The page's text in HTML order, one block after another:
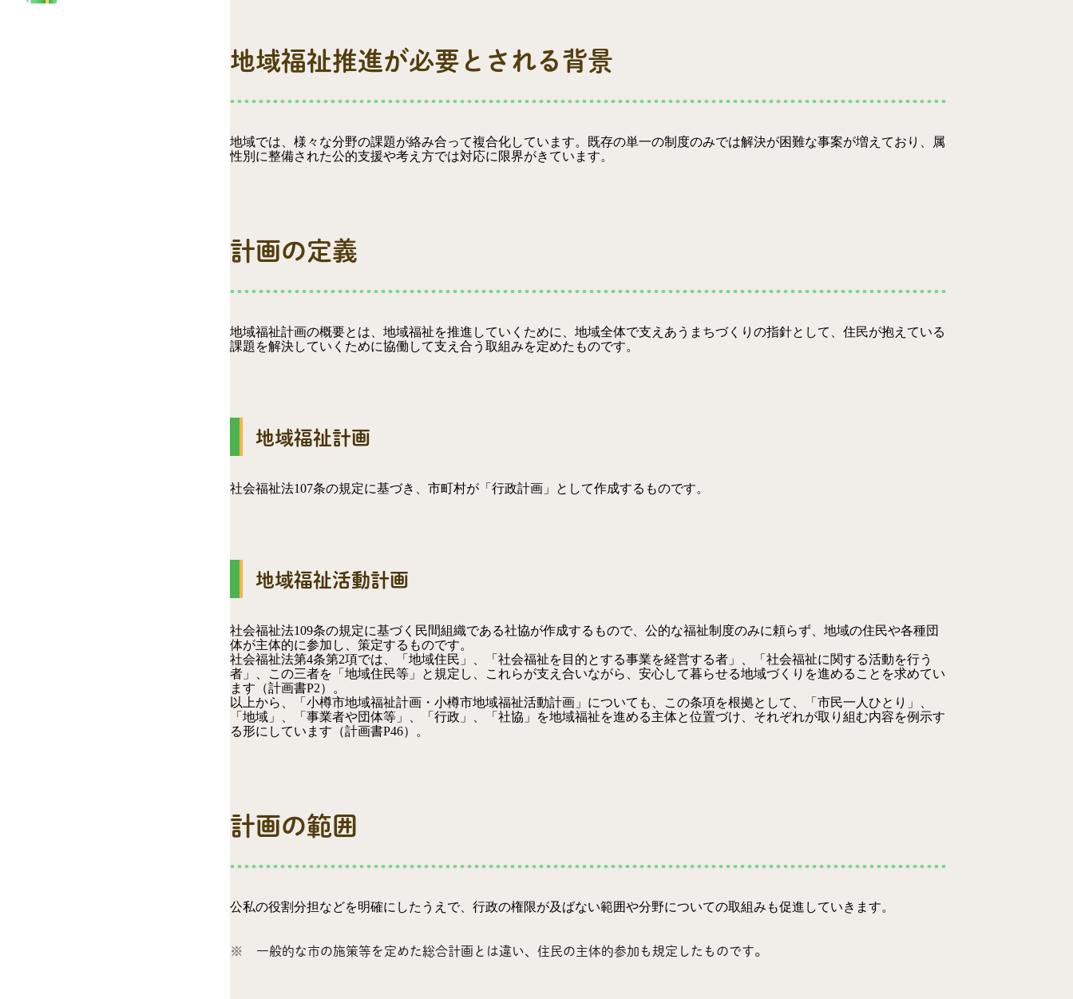
地域福祉推進が必要とされる背景
地域では、様々な分野の課題が絡み合って複合化しています。既存の単一の制度のみでは解決が困難な事案が増えており、属
性別に整備された公的支援や考え方では対応に限界がきています。
計画の定義
地域福祉計画の概要とは、地域福祉を推進していくために、地域全体で支えあうまちづくりの指針として、住民が抱えている
課題を解決していくために協働して支え合う取組みを定めたものです。
地域福祉計画
社会福祉法107条の規定に基づき、市町村が「行政計画」として作成するものです。
地域福祉活動計画
社会福祉法109条の規定に基づく民間組織である社協が作成するもので、公的な福祉制度のみに頼らず、地域の住民や各種団
体が主体的に参加し、策定するものです。
社会福祉法第4条第2項では、「地域住民」、「社会福祉を目的とする事業を経営する者」、「社会福祉に関する活動を行う
者」、この三者を「地域住民等」と規定し、これらが支え合いながら、安心して暮らせる地域づくりを進めることを求めてい
ます（計画書P2）。
以上から、「小樽市地域福祉計画・小樽市地域福祉活動計画」についても、この条項を根拠として、「市民一人ひとり」、
「地域」、「事業者や団体等」、「行政」、「社協」を地域福祉を進める主体と位置づけ、それぞれが取り組む内容を例示す
る形にしています（計画書P46）。
計画の範囲
公私の役割分担などを明確にしたうえで、行政の権限が及ばない範囲や分野についての取組みも促進していきます。
一般的な市の施策等を定めた総合計画とは違い、住民の主体的参加も規定したものです。